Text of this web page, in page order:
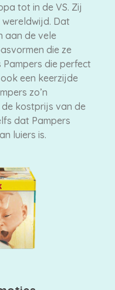
tot in de VS. Zij
Dat
aan de vele
die ze
die perfect
een keerzijde
zo’n
de kostprijs van de
dat Pampers
luiers is.